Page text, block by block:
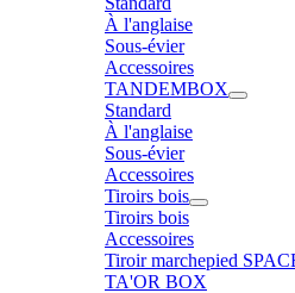
À l'anglaise
Sous-évier
Accessoires
TANDEMBOX
Standard
À l'anglaise
Sous-évier
Accessoires
Tiroirs bois
Tiroirs bois
Accessoires
Tiroir marchepied
TA'OR BOX